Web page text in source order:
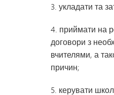
3. укладати та
4. приймати на
договори з
вчителями, а
причин;
5. керувати